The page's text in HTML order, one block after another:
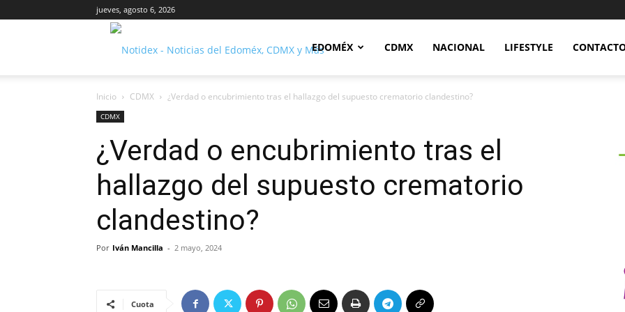
jueves, agosto 6, 2026
Notidex
EDOMÉX CDMX NACIONAL LIFESTYLE
Inicio CDMX ¿Verdad o encubrimiento tras el hallazgo del supuesto crematorio clandestino?
CDMX
¿Verdad o encubrimiento tras el
hallazgo del supuesto crematorio
clandestino?
Por Iván Mancilla - 2 mayo, 2024
Cuota